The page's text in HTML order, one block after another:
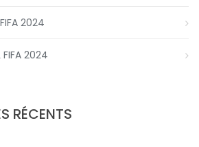
2024
FIFA 2024
RÉCENTS